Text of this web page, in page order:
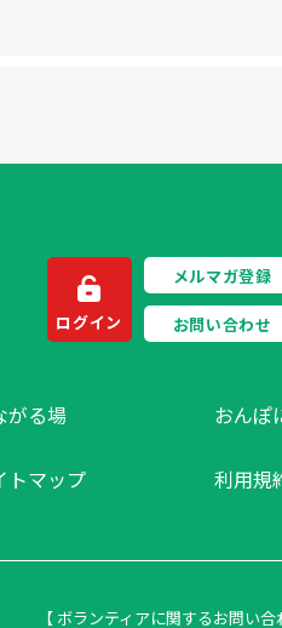
ログイン
メルマガ登録
お問い合わせ
がる場 おんぽ
トマップ 利用規
【 ボランティアに関するお問い合